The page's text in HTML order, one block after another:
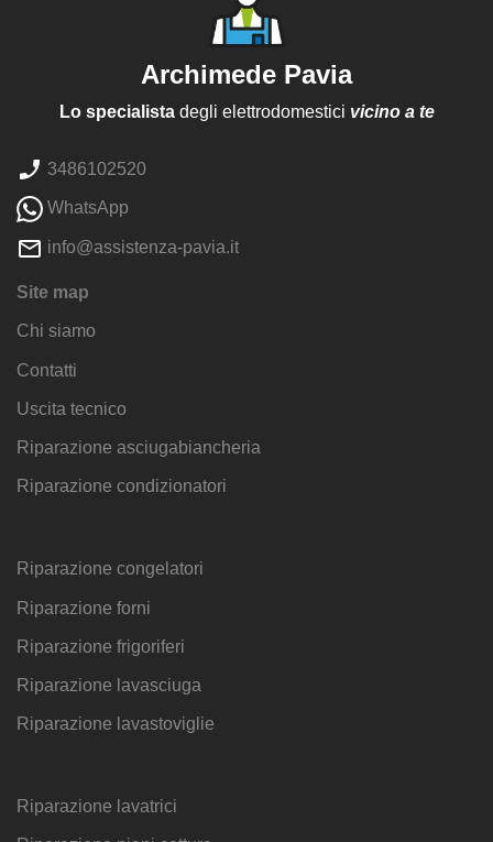
Archimede Pavia
Lo specialistadegli elettrodomestici vicino a te
3486102520
WhatsApp
info@assistenza-pavia.it
Site map
Chi siamo
Contatti
Uscita tecnico
Riparazione asciugabiancheria
Riparazione condizionatori
Riparazione congelatori
Riparazione forni
Riparazione frigoriferi
Riparazione lavasciuga
Riparazione lavastoviglie
Riparazione lavatrici